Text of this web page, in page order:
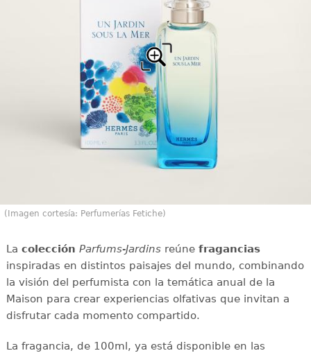
(Imagen cortesía: Perfumerías Fetiche)
La colección Parfums-Jardinsreúne fragancias
inspiradas en distintos paisajes del mundo, combinando
la visión del perfumista con la temática anual de la
Maison para crear experiencias olfativas que invitan a
disfrutar cada momento compartido.
La fragancia, de 100ml, ya está disponible en las